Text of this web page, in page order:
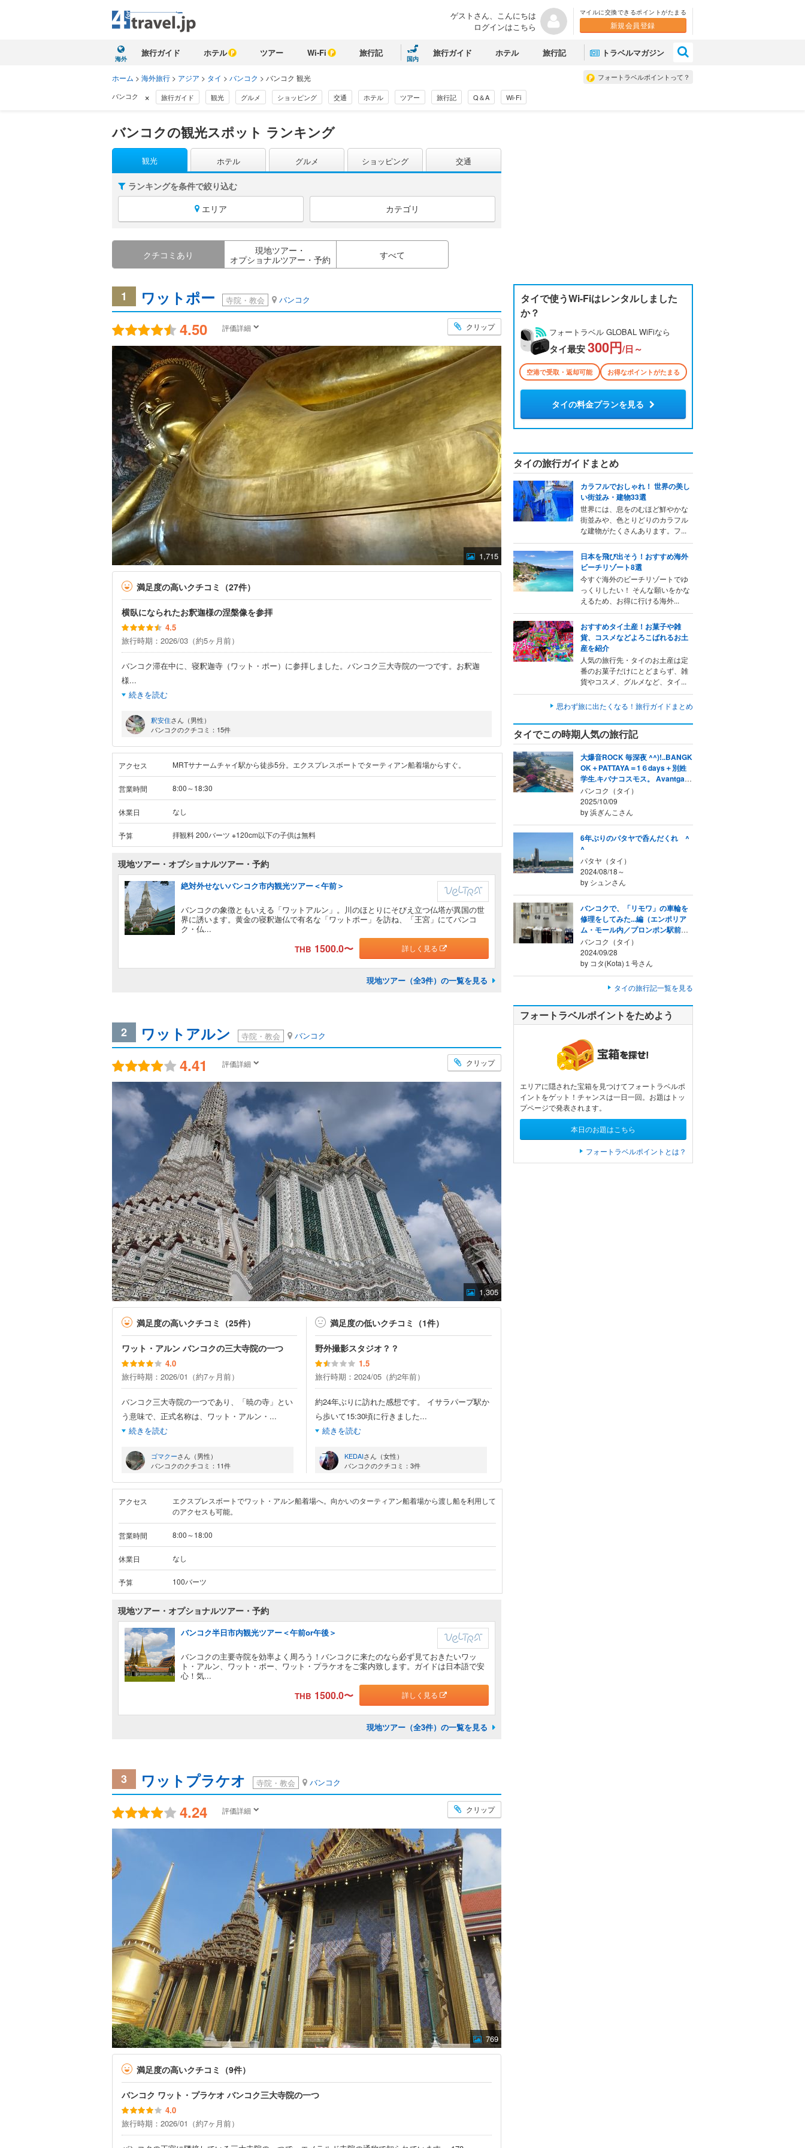
ゲストさん、こんにちは
ログインはこちら
マイルに交換できるポイントがたまる
新規会員登録
海外
旅行ガイド ホテル ツアー Wi-Fi 旅行記
国内
旅行ガイド ホテル 旅行記 トラベルマガジン
フォートラベルポイントって？
ホーム > 海外旅行 > アジア > タイ > バンコク > バンコク 観光
バンコク × 旅行ガイド 観光 グルメ ショッピング 交通 ホテル ツアー 旅行記 Q＆A Wi-Fi
バンコクの観光スポット ランキング
観光 ホテル グルメ ショッピング 交通
ランキングを条件で絞り込む
エリア
カテゴリ
クチコミあり
現地ツアー・
オプショナルツアー・予約
すべて
1 ワットポー 寺院・教会 バンコク
4.50 評価詳細 クリップ
1,715
満足度の高いクチコミ（27件）
横臥になられたお釈迦様の涅槃像を参拝
4.5
旅行時期：2026/03（約5ヶ月前）
バンコク滞在中に、寝釈迦寺（ワット・ポー）に参拝しました。バンコク三大寺院の一つです。お釈迦
様...
続きを読む
釈安住さん（男性）
バンコクのクチコミ：15件
アクセス MRTサナームチャイ駅から徒歩5分。エクスプレスボートでターティアン船着場からすぐ。
営業時間 8:00～18:30
休業日 なし
予算 拝観料 200バーツ ※120cm以下の子供は無料
現地ツアー・オプショナルツアー・予約
絶対外せないバンコク市内観光ツアー＜午前＞
バンコクの象徴ともいえる「ワットアルン」。川のほとりにそびえ立つ仏塔が異国の世
界に誘います。黄金の寝釈迦仏で有名な「ワットポー」を訪ね、「王宮」にてバンコ
ク・仏...
THB 1500.0〜 詳しく見る
現地ツアー（全3件）の一覧を見る
2 ワットアルン 寺院・教会 バンコク
4.41 評価詳細 クリップ
1,305
満足度の高いクチコミ（25件）
ワット・アルン バンコクの三大寺院の一つ
4.0
旅行時期：2026/01（約7ヶ月前）
バンコク三大寺院の一つであり、「暁の寺」とい
う意味で、正式名称は、ワット・アルン・ ...
続きを読む
ゴマクーさん（男性）
バンコクのクチコミ：11件
満足度の低いクチコミ（1件）
野外撮影スタジオ？？
1.5
旅行時期：2024/05（約2年前）
約24年ぶりに訪れた感想です。 イサラパープ駅か
ら歩いて15:30頃に行きました...
続きを読む
KEDAIさん（女性）
バンコクのクチコミ：3件
アクセス
エクスプレスボートでワット・アルン船着場へ。向かいのターティアン船着場から渡し船を利用して
のアクセスも可能。
営業時間 8:00～18:00
休業日 なし
予算 100バーツ
現地ツアー・オプショナルツアー・予約
バンコク半日市内観光ツアー＜午前or午後＞
バンコクの主要寺院を効率よく周ろう！バンコクに来たのなら必ず見ておきたいワッ
ト・アルン、ワット・ポー、ワット・プラケオをご案内致します。ガイドは日本語で安
心！気...
THB 1500.0〜 詳しく見る
現地ツアー（全3件）の一覧を見る
3 ワットプラケオ 寺院・教会 バンコク
4.24 評価詳細 クリップ
769
満足度の高いクチコミ（9件）
バンコク ワット・プラケオ バンコク三大寺院の一つ
4.0
旅行時期：2026/01（約7ヶ月前）
タイで使うWi-Fiはレンタルしました
か？
フォートラベル GLOBAL WiFiなら
タイ最安300円/日～
空港で受取・返却可能 お得なポイントがたまる
タイの料金プランを見る
タイの旅行ガイドまとめ
カラフルでおしゃれ！ 世界の美し
い街並み・建物33選
世界には、息をのむほど鮮やかな
街並みや、色とりどりのカラフル
な建物がたくさんあります。フ...
日本を飛び出そう！おすすめ海外
ビーチリゾート8選
今すぐ海外のビーチリゾートでゆ
っくりしたい！ そんな願いをかな
えるため、お得に行ける海外...
おすすめタイ土産！お菓子や雑
貨、コスメなどよろこばれるお土
産を紹介
人気の旅行先・タイのお土産は定
番のお菓子だけにとどまらず、雑
貨やコスメ、グルメなど、タイ...
思わず旅に出たくなる！旅行ガイドまとめ
タイでこの時期人気の旅行記
大爆音ROCK 毎深夜 ^^)!..BANGK
OK＋PATTAYA＝1６days＋別姓
学生.キバナコスモス。 Avantgard
ey ３０本
バンコク（タイ）
2025/10/09
by 浜ぎんこさん
6年ぶりのパタヤで呑んだくれ ^
^
パタヤ（タイ）
2024/08/18～
by シュンさん
バンコクで、「リモワ」の車輪を
修理をしてみた...編（エンポリア
ム・モール内／プロンポン駅前／
バンコク／タイ）
バンコク（タイ）
2024/09/28
by コタ(Kota)１号さん
タイの旅行記一覧を見る
フォートラベルポイントをためよう
エリアに隠された宝箱を見つけてフォートラベルポ
イントをゲット！チャンスは一日一回。お題はトッ
プページで発表されます。
本日のお題はこちら
フォートラベルポイントとは？